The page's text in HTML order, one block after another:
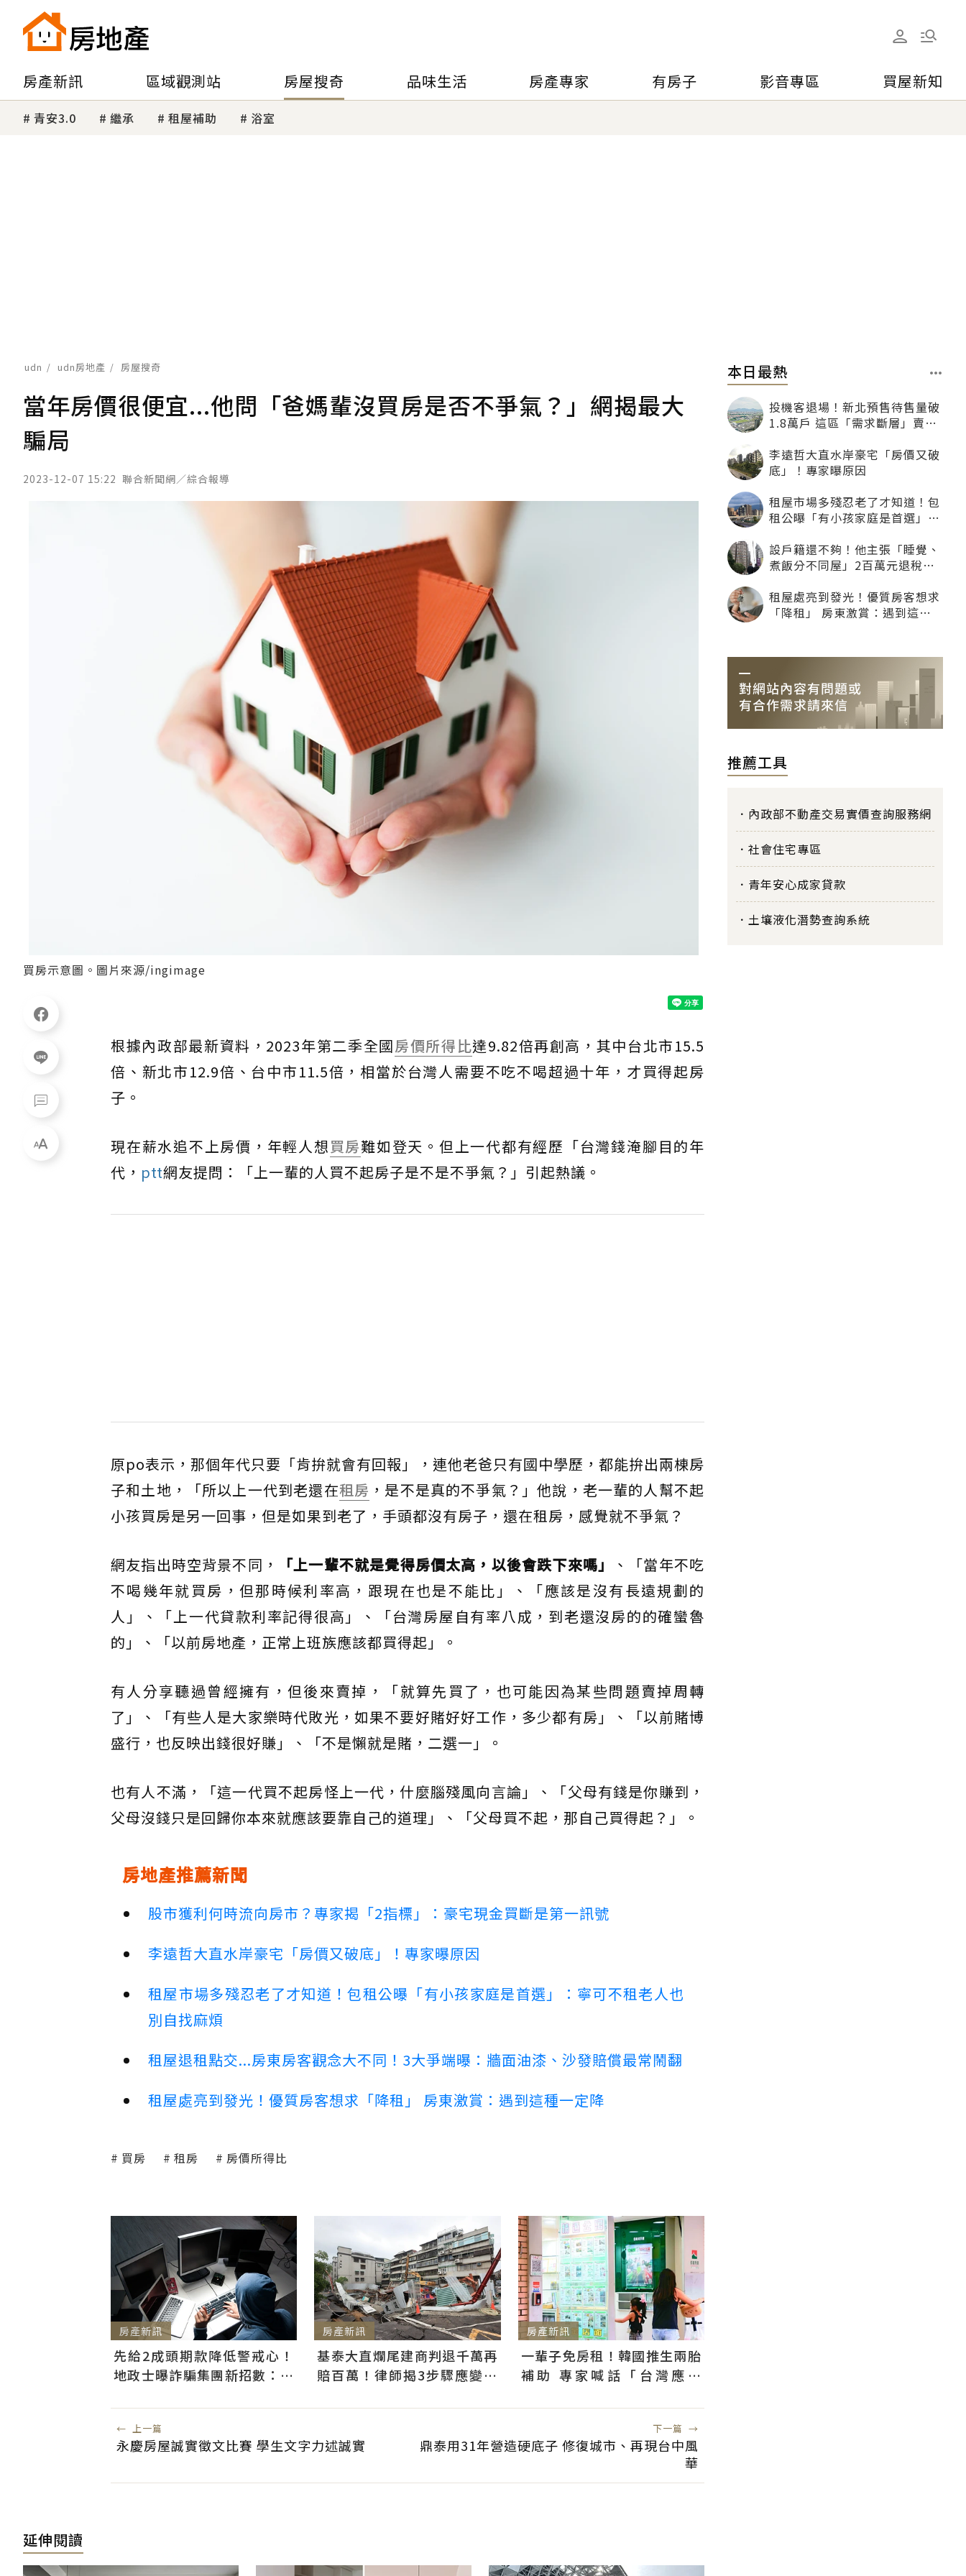
房產新訊 區域觀測站 房屋搜奇 品味生活 房產專家 有房子 影音專區 買屋新知
青安3.0 繼承 租屋補助 浴室
udn udn房地產 房屋搜奇
當年房價很便宜...他問「爸媽輩沒買房是否不爭氣？」網揭最大
騙局
2023-12-07 15:22 聯合新聞網／綜合報導
買房示意圖。圖片來源/ingimage
根據內政部最新資料，2023年第二季全國房價所得比達9.82倍再創高，其中台北市15.5
倍、新北市12.9倍、台中市11.5倍，相當於台灣人需要不吃不喝超過十年，才買得起房
子。
現在薪水追不上房價，年輕人想買房難如登天。但上一代都有經歷「台灣錢淹腳目的年
代， ptt網友提問：「上一輩的人買不起房子是不是不爭氣？」引起熱議。
原po表示，那個年代只要「肯拚就會有回報」，連他老爸只有國中學歷，都能拚出兩棟房
子和土地，「所以上一代到老還在租房 ，是不是真的不爭氣？」他說，老一輩的人幫不起
小孩買房是另一回事，但是如果到老了，手頭都沒有房子，還在租房，感覺就不爭氣？
網友指出時空背景不同， 「上一輩不就是覺得房價太高，以後會跌下來嗎」
、「當年不吃
不喝幾年就買房，但那時候利率高，跟現在也是不能比」、「應該是沒有長遠規劃的
人」、「上一代貸款利率記得很高」、「台灣房屋自有率八成，到老還沒房的的確蠻魯
的」、「以前房地產，正常上班族應該都買得起」。
有人分享聽過曾經擁有，但後來賣掉，「就算先買了，也可能因為某些問題賣掉周轉
了」、「有些人是大家樂時代敗光，如果不要好賭好好工作，多少都有房」、「以前賭博
盛行，也反映出錢很好賺」、「不是懶就是賭，二選一」。
也有人不滿，「這一代買不起房怪上一代，什麼腦殘風向言論」、「父母有錢是你賺到，
父母沒錢只是回歸你本來就應該要靠自己的道理」、「父母買不起，那自己買得起？」。
房地產推薦新聞
股市獲利何時流向房市？專家揭「2指標」：豪宅現金買斷是第一訊號
李遠哲大直水岸豪宅「房價又破底」！專家曝原因
租屋市場多殘忍老了才知道！包租公曝「有小孩家庭是首選」：寧可不租老人也
別自找麻煩
租屋退租點交...房東房客觀念大不同！3大爭端曝：牆面油漆、沙發賠償最常鬧翻
租屋處亮到發光！優質房客想求「降租」 房東激賞：遇到這種一定降
買房 租房 房價所得比
房產新訊
先給2成頭期款降低警戒心！
地政士曝詐騙集團新招數：偷
房產新訊
基泰大直爛尾建商判退千萬再
賠百萬！律師揭3步驟應變：
房產新訊
一輩子免房租！韓國推生兩胎
補助 專家喊話「台灣應學
← 上一篇
永慶房屋誠實徵文比賽 學生文字力述誠實
下一篇 →
鼎泰用31年營造硬底子 修復城市、再現台中風
華
延伸閱讀
本日最熱
投機客退場！新北預售待售量破
1.8萬戶 這區「需求斷層」賣壓
李遠哲大直水岸豪宅「房價又破
底」！專家曝原因
租屋市場多殘忍老了才知道！包
租公曝「有小孩家庭是首選」：
設戶籍還不夠！他主張「睡覺、
煮飯分不同屋」2百萬元退稅照
租屋處亮到發光！優質房客想求
「降租」 房東激賞：遇到這種
推薦工具
內政部不動產交易實價查詢服務網
社會住宅專區
青年安心成家貸款
土壤液化潛勢查詢系統